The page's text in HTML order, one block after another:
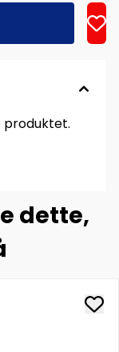
produktet.
dette,